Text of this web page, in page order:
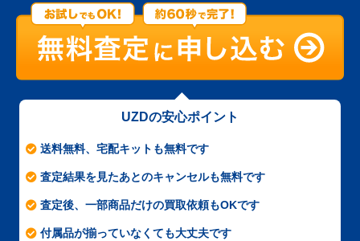
UZDの安心ポイント
送料無料、宅配キットも無料です
査定結果を見たあとのキャンセルも無料です
査定後、一部商品だけの買取依頼もOKです
付属品が揃っていなくても大丈夫です